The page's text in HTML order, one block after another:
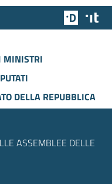
Team
MINISTRI
DELLA REPUBBLICA
ASSEMBLEE DELLE